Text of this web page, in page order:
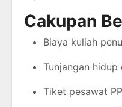
Cakupan
Biaya kuliah
Tunjangan hidup
Tiket pesawat PP